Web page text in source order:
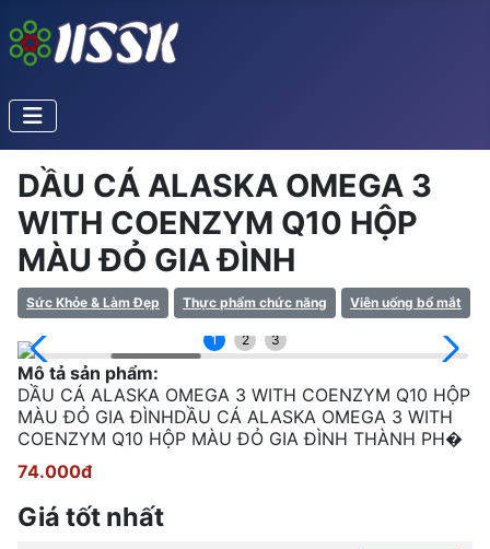
DẦU CÁ ALASKA OMEGA 3
WITH COENZYM Q10 HỘP
MÀU ĐỎ GIA ĐÌNH
Sức Khỏe & Làm Đẹp Thực phẩm chức năng Viên uống bổ mắt
1 2 3
Mô tả sản phẩm:
DẦU CÁ ALASKA OMEGA 3 WITH COENZYM Q10 HỘP
MÀU ĐỎ GIA ĐÌNHDẦU CÁ ALASKA OMEGA 3 WITH
COENZYM Q10 HỘP MÀU ĐỎ GIA ĐÌNH THÀNH PH�
74.000đ
Giá tốt nhất